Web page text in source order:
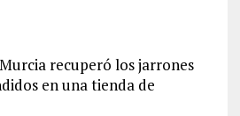
recuperó los jarrones
en una tienda de